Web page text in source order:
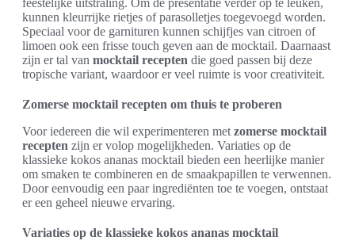
feestelijke uitstraling. Om de presentatie verder op te leuken,
kunnen kleurrijke rietjes of parasolletjes toegevoegd worden.
Speciaal voor de garnituren kunnen schijfjes van citroen of
limoen ook een frisse touch geven aan de mocktail. Daarnaast
zijn er tal van mocktail recepten die goed passen bij deze
tropische variant, waardoor er veel ruimte is voor creativiteit.
Zomerse mocktail recepten om thuis te proberen
Voor iedereen die wil experimenteren met zomerse mocktail
recepten zijn er volop mogelijkheden. Variaties op de
klassieke kokos ananas mocktail bieden een heerlijke manier
om smaken te combineren en de smaakpapillen te verwennen.
Door eenvoudig een paar ingrediënten toe te voegen, ontstaat
er een geheel nieuwe ervaring.
Variaties op de klassieke kokos ananas mocktail